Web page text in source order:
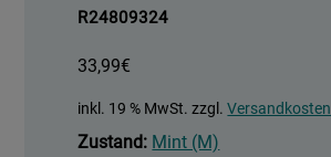
R24809324
33,99€
inkl. 19 % MwSt. zzgl.Versandkosten
Zustand: Mint (M)